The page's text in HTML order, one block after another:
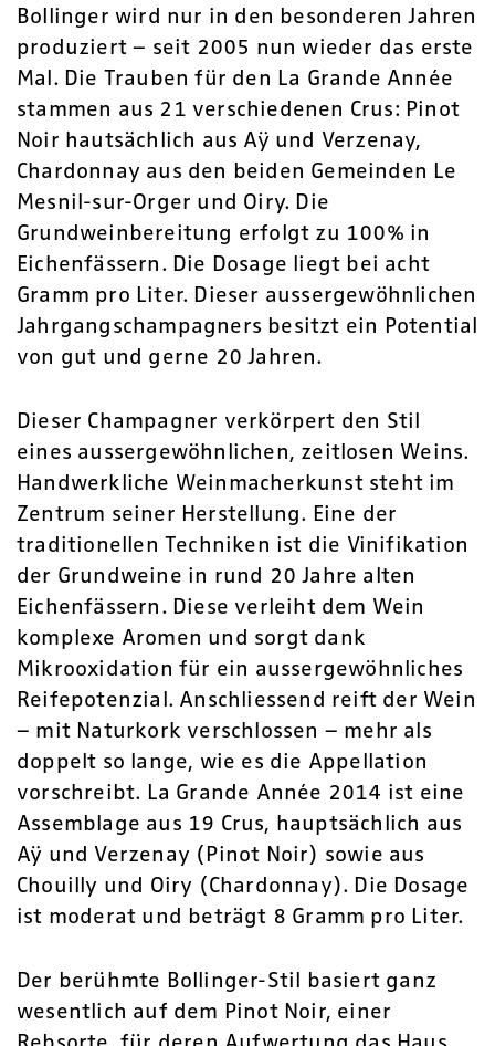
Bollinger wird nur in den besonderen Jahren
produziert – seit 2005 nun wieder das erste
Mal. Die Trauben für den La Grande Année
stammen aus 21 verschiedenen Crus: Pinot
Noir hautsächlich aus Aÿ und Verzenay,
Chardonnay aus den beiden Gemeinden Le
Mesnil-sur-Orger und Oiry. Die
Grundweinbereitung erfolgt zu 100% in
Eichenfässern. Die Dosage liegt bei acht
Gramm pro Liter. Dieser aussergewöhnlichen
Jahrgangschampagners besitzt ein Potential
von gut und gerne 20 Jahren.
Dieser Champagner verkörpert den Stil
eines aussergewöhnlichen, zeitlosen Weins.
Handwerkliche Weinmacherkunst steht im
Zentrum seiner Herstellung. Eine der
traditionellen Techniken ist die Vinifikation
der Grundweine in rund 20 Jahre alten
Eichenfässern. Diese verleiht dem Wein
komplexe Aromen und sorgt dank
Mikrooxidation für ein aussergewöhnliches
Reifepotenzial. Anschliessend reift der Wein
– mit Naturkork verschlossen – mehr als
doppelt so lange, wie es die Appellation
vorschreibt. La Grande Année 2014 ist eine
Assemblage aus 19 Crus, hauptsächlich aus
Aÿ und Verzenay (Pinot Noir) sowie aus
Chouilly und Oiry (Chardonnay). Die Dosage
ist moderat und beträgt 8 Gramm pro Liter.
Der berühmte Bollinger-Stil basiert ganz
wesentlich auf dem Pinot Noir, einer